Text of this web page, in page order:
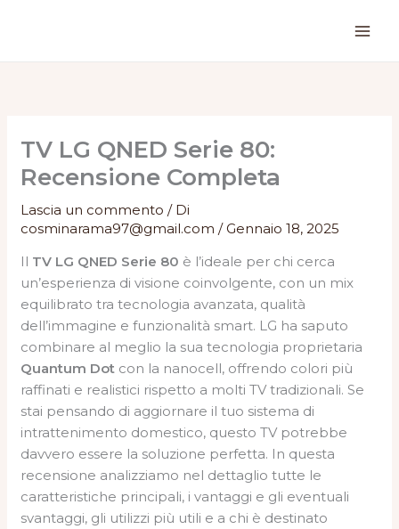
TV LG QNED Serie 80:
Recensione Completa
Lascia un commento / Di
cosminarama97@gmail.com/Gennaio 18, 2025
Il TV LG QNED Serie 80 è l’ideale per chi cerca
un’esperienza di visione coinvolgente, con un mix
equilibrato tra tecnologia avanzata, qualità
dell’immagine e funzionalità smart. LG ha saputo
combinare al meglio la sua tecnologia proprietaria
Quantum Dot con la nanocell, offrendo colori più
raffinati e realistici rispetto a molti TV tradizionali. Se
stai pensando di aggiornare il tuo sistema di
intrattenimento domestico, questo TV potrebbe
davvero essere la soluzione perfetta. In questa
recensione analizziamo nel dettaglio tutte le
caratteristiche principali, i vantaggi e gli eventuali
svantaggi, gli utilizzi più utili e a chi è destinato